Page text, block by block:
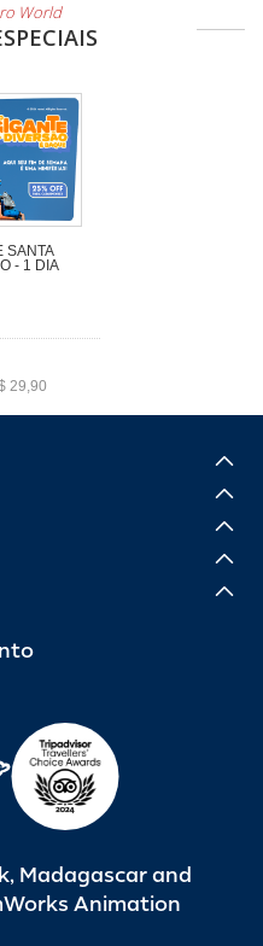
World
SANTA
- 1 DIA
29,90
Madagascar and
Animation